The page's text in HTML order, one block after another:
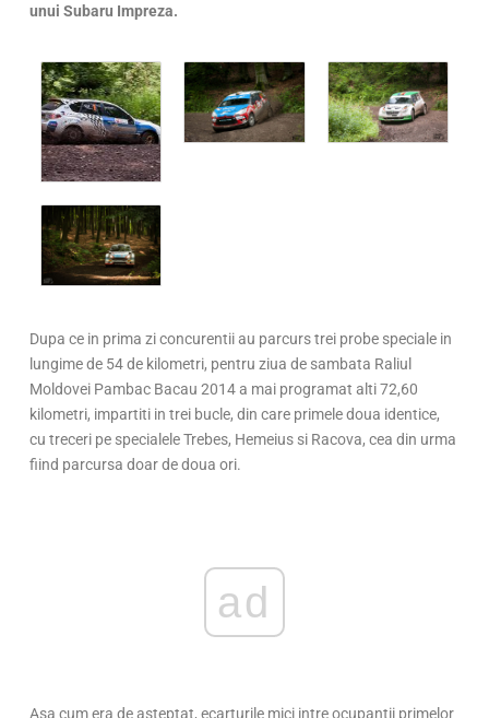
unui Subaru Impreza.
Dupa ce in prima zi concurentii au parcurs trei probe speciale in
lungime de 54 de kilometri, pentru ziua de sambata Raliul
Moldovei Pambac Bacau 2014 a mai programat alti 72,60
kilometri, impartiti in trei bucle, din care primele doua identice,
cu treceri pe specialele Trebes, Hemeius si Racova, cea din urma
fiind parcursa doar de doua ori.
ad
Asa cum era de asteptat, ecarturile mici intre ocupantii primelor